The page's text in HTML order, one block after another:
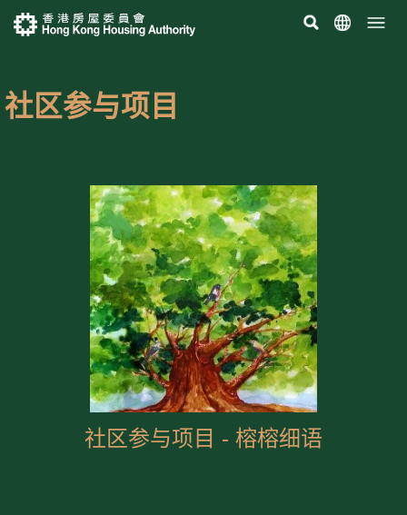
社区参与项目
社区参与项目 - 榕榕细语